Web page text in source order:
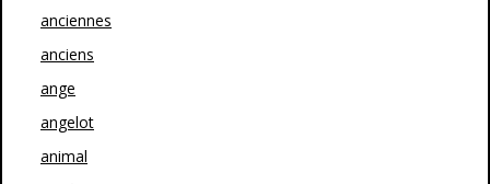
anciennes
anciens
ange
angelot
animal